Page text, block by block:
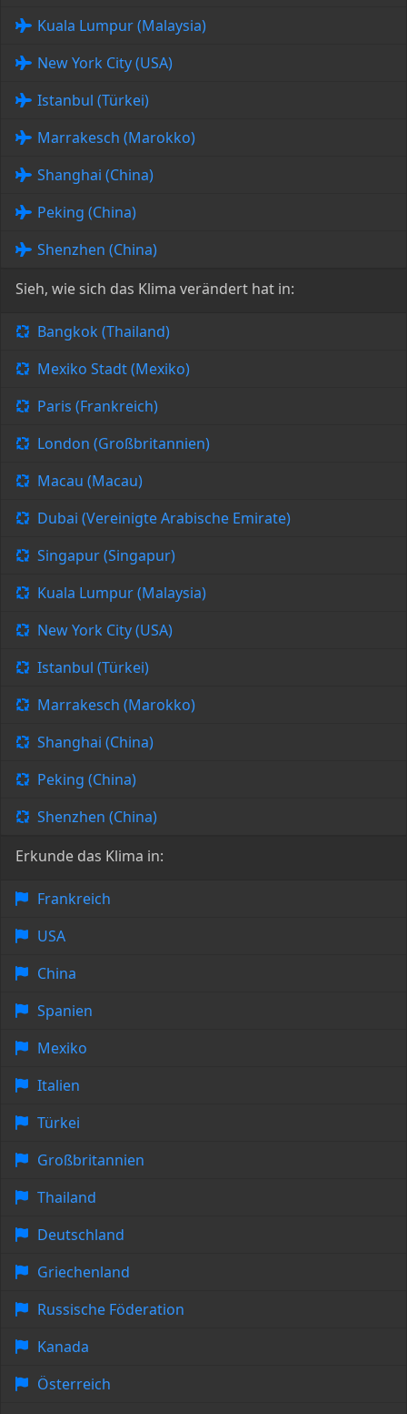
Kuala Lumpur (Malaysia)
New York City (USA)
Istanbul (Türkei)
Marrakesch (Marokko)
Shanghai (China)
Peking (China)
Shenzhen (China)
Sieh, wie sich das Klima verändert hat in:
Bangkok (Thailand)
Mexiko Stadt (Mexiko)
Paris (Frankreich)
London (Großbritannien)
Macau (Macau)
Dubai (Vereinigte Arabische Emirate)
Singapur (Singapur)
Kuala Lumpur (Malaysia)
New York City (USA)
Istanbul (Türkei)
Marrakesch (Marokko)
Shanghai (China)
Peking (China)
Shenzhen (China)
Erkunde das Klima in:
Frankreich
USA
China
Spanien
Mexiko
Italien
Türkei
Großbritannien
Thailand
Deutschland
Griechenland
Russische Föderation
Kanada
Österreich